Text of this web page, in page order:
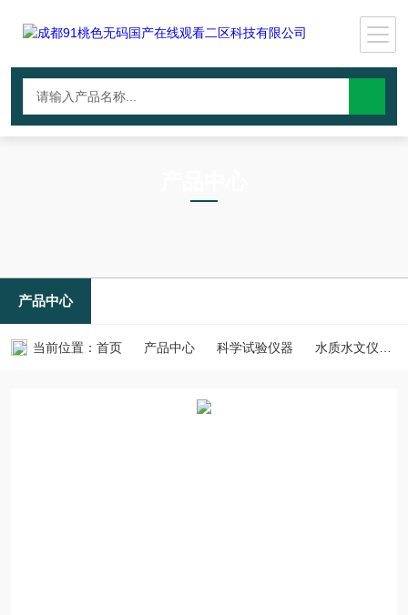
产品中心
当前位置： 首页 产品中心 科学试验仪器 水质水文仪器